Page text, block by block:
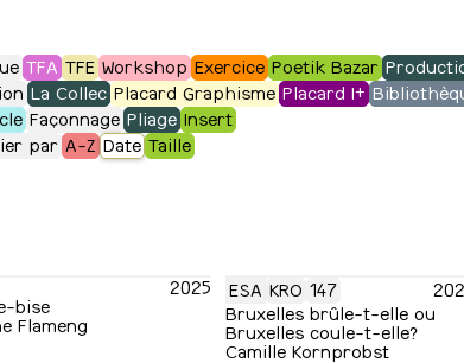
TFA TFE Workshop Exercice Poetik Bazar
La Collec Placard Graphisme Placard I+
Façonnage Pliage Insert
par A-Z Date Taille
2025
bise
Flameng
ESA KRO 147
Bruxelles brûle-t-elle ou
Bruxelles coule-t-elle?
Camille Kornprobst